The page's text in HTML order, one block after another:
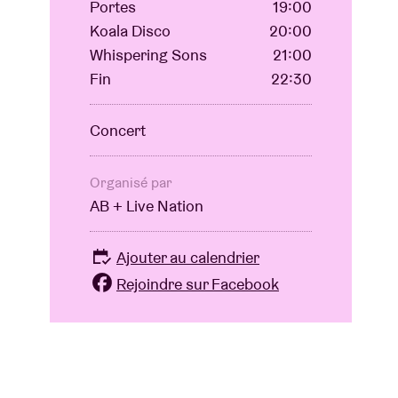
Portes
19:00
Koala Disco
20:00
Whispering Sons
21:00
Fin
22:30
Concert
Organisé par
AB + Live Nation
Ajouter au calendrier
Rejoindre sur Facebook